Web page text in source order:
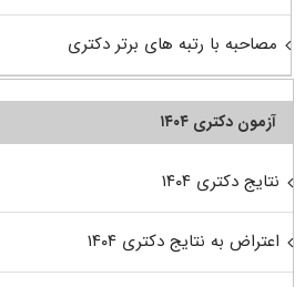
مصاحبه با رتبه های برتر دکتری
آزمون دکتری ۱۴۰۴
نتایج دکتری ۱۴۰۴
اعتراض به نتایج دکتری ۱۴۰۴